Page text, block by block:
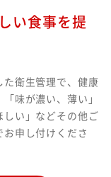
い食事を提
衛生管理で、健康
味が濃い、薄い」
しい」などその他ご
申し付けくださ